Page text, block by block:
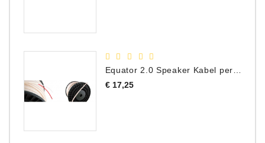
Equator 2.0 Speaker Kabel per meter
€ 17,25Prijs